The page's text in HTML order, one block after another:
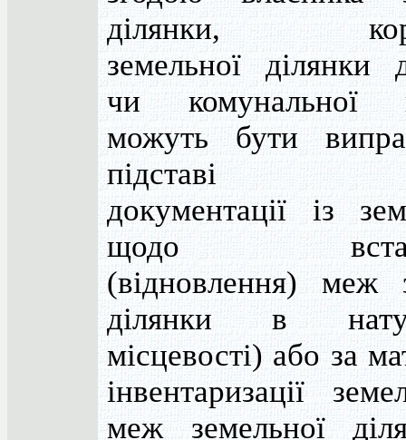
ділянки,
земельної ділянки
чи комунальної
можуть бути
підставі
документації із
щодо
(відновлення) меж
ділянки в
місцевості) або за
інвентаризації
меж земельної